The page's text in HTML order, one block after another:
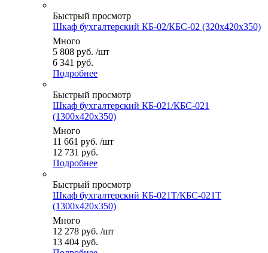
Быстрый просмотр
Шкаф бухгалтерский КБ-02/КБС-02 (320x420x350)
Много
5 808 руб. /шт
6 341 руб.
Подробнее
Быстрый просмотр
Шкаф бухгалтерский КБ-021/КБС-021
(1300x420x350)
Много
11 661 руб. /шт
12 731 руб.
Подробнее
Быстрый просмотр
Шкаф бухгалтерский КБ-021Т/КБС-021Т
(1300x420x350)
Много
12 278 руб. /шт
13 404 руб.